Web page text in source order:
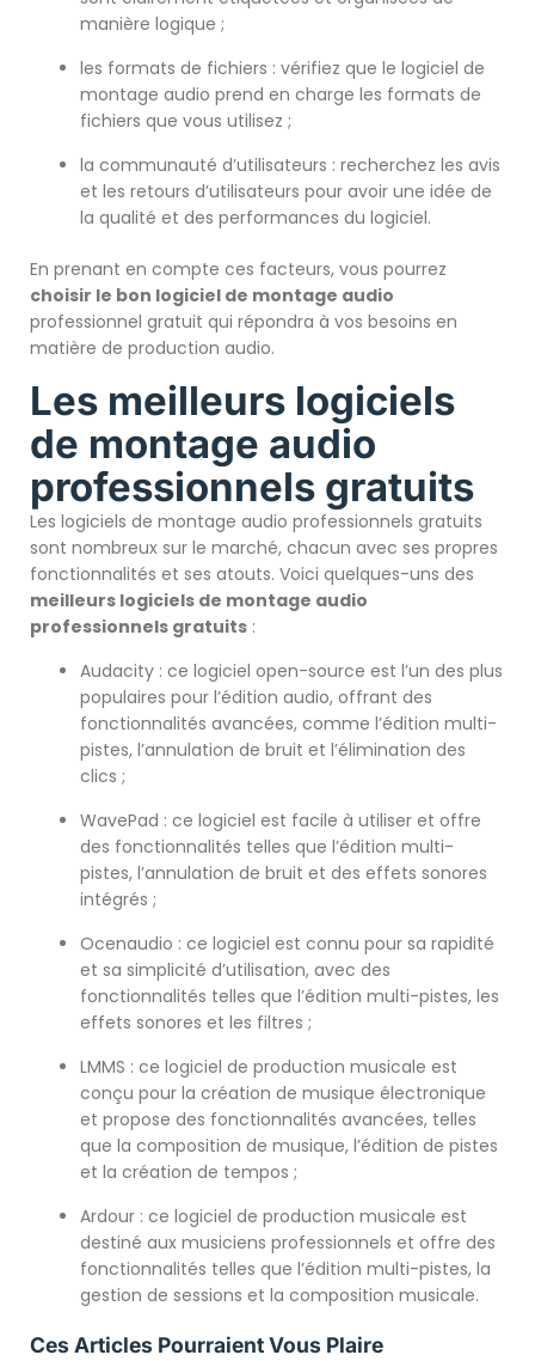
manière logique ;
les formats de fichiers : vérifiez que le logiciel de
montage audio prend en charge les formats de
fichiers que vous utilisez ;
la communauté d’utilisateurs : recherchez les avis
et les retours d’utilisateurs pour avoir une idée de
la qualité et des performances du logiciel.
En prenant en compte ces facteurs, vous pourrez
choisir le bon logiciel de montage audio
professionnel gratuit qui répondra à vos besoins en
matière de production audio.
Les meilleurs logiciels
de montage audio
professionnels gratuits
Les logiciels de montage audio professionnels gratuits
sont nombreux sur le marché, chacun avec ses propres
fonctionnalités et ses atouts. Voici quelques-uns des
meilleurs logiciels de montage audio
professionnels gratuits :
Audacity : ce logiciel open-source est l’un des plus
populaires pour l’édition audio, offrant des
fonctionnalités avancées, comme l’édition multi-
pistes, l’annulation de bruit et l’élimination des
clics ;
WavePad : ce logiciel est facile à utiliser et offre
des fonctionnalités telles que l’édition multi-
pistes, l’annulation de bruit et des effets sonores
intégrés ;
Ocenaudio : ce logiciel est connu pour sa rapidité
et sa simplicité d’utilisation, avec des
fonctionnalités telles que l’édition multi-pistes, les
effets sonores et les filtres ;
LMMS : ce logiciel de production musicale est
conçu pour la création de musique électronique
et propose des fonctionnalités avancées, telles
que la composition de musique, l’édition de pistes
et la création de tempos ;
Ardour : ce logiciel de production musicale est
destiné aux musiciens professionnels et offre des
fonctionnalités telles que l’édition multi-pistes, la
gestion de sessions et la composition musicale.
Ces Articles Pourraient Vous Plaire